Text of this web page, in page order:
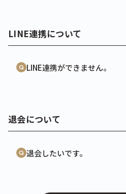
LINE連携について
LINE連携ができません。
退会について
退会したいです。